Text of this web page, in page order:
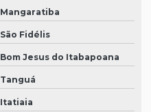
Mangaratiba
São Fidélis
Bom Jesus do Itabapoana
Tanguá
Itatiaia